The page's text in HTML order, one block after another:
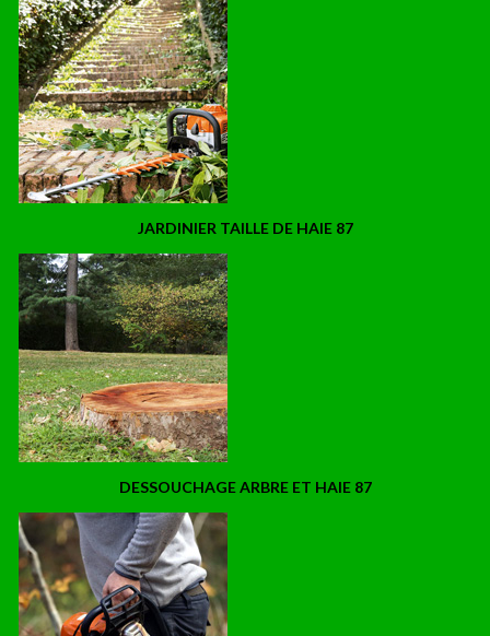
JARDINIER TAILLE DE HAIE 87
DESSOUCHAGE ARBRE ET HAIE 87